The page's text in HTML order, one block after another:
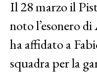
Il 28 marzo il
noto l’esonero
ha affidato a
squadra per la